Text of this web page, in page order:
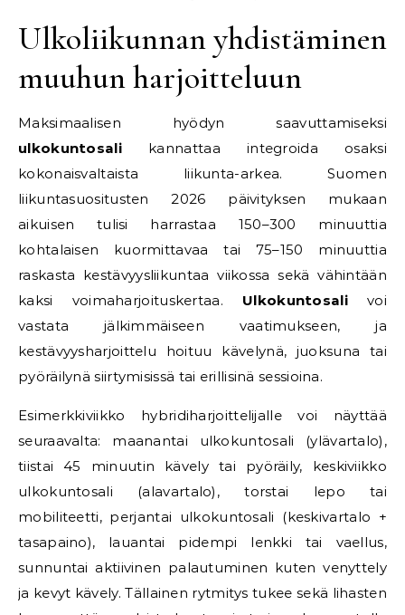
Ulkoliikunnan yhdistäminen
muuhun harjoitteluun
Maksimaalisen hyödyn saavuttamiseksi
ulkokuntosalikannattaa integroida osaksi
kokonaisvaltaista liikunta-arkea. Suomen
liikuntasuositusten 2026 päivityksen mukaan
aikuisen tulisi harrastaa 150–300 minuuttia
kohtalaisen kuormittavaa tai 75–150 minuuttia
raskasta kestävyysliikuntaa viikossa sekä vähintään
kaksi voimaharjoituskertaa. Ulkokuntosalivoi
vastata jälkimmäiseen vaatimukseen, ja
kestävyysharjoittelu hoituu kävelynä, juoksuna tai
pyöräilynä siirtymisissä tai erillisinä sessioina.
Esimerkkiviikko hybridiharjoittelijalle voi näyttää
seuraavalta: maanantai ulkokuntosali (ylävartalo),
tiistai 45 minuutin kävely tai pyöräily, keskiviikko
ulkokuntosali (alavartalo), torstai lepo tai
mobiliteetti, perjantai ulkokuntosali (keskivartalo +
tasapaino), lauantai pidempi lenkki tai vaellus,
sunnuntai aktiivinen palautuminen kuten venyttely
ja kevyt kävely. Tällainen rytmitys tukee sekä lihasten